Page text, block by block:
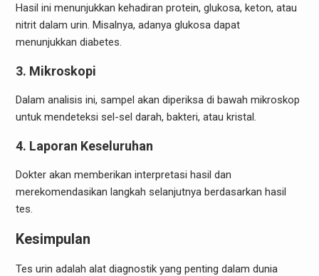
Hasil ini menunjukkan kehadiran protein, glukosa, keton, atau
nitrit dalam urin. Misalnya, adanya glukosa dapat
menunjukkan diabetes.
3. Mikroskopi
Dalam analisis ini, sampel akan diperiksa di bawah mikroskop
untuk mendeteksi sel-sel darah, bakteri, atau kristal.
4. Laporan Keseluruhan
Dokter akan memberikan interpretasi hasil dan
merekomendasikan langkah selanjutnya berdasarkan hasil
tes.
Kesimpulan
Tes urin adalah alat diagnostik yang penting dalam dunia